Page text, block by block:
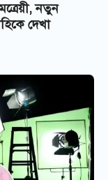
নতুন
দেখা‌